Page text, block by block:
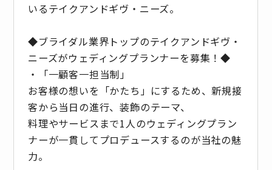
いるテイクアンドギヴ・ニーズ。
◆ブライダル業界トップのテイクアンドギヴ・
ニーズがウェディングプランナーを募集！◆
・「一顧客一担当制」
お客様の想いを「かたち」にするため、新規接
客から当日の進行、装飾のテーマ、
料理やサービスまで1人のウェディングプラン
ナーが一貫してプロデュースするのが当社の魅
力。